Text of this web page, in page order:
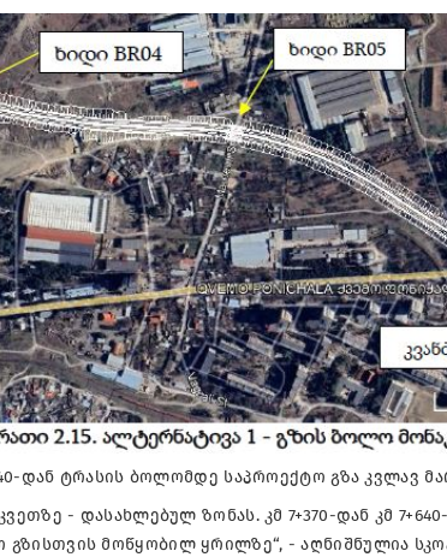
დან ტრასის ბოლომდე საპროექტო გზა კვლავ
- დასახლებულ ზონას. კმ 7+370-დან კმ
მოწყობილ ყრილზე“, - აღნიშნულია